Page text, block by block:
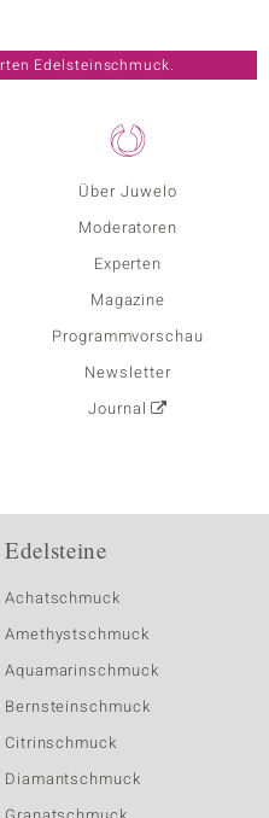
Über Juwelo
Moderatoren
Experten
Magazine
Programmvorschau
Newsletter
Journal
Edelsteinschmuck.
Edelsteine
Achatschmuck
Amethystschmuck
Aquamarinschmuck
Bernsteinschmuck
Citrinschmuck
Diamantschmuck